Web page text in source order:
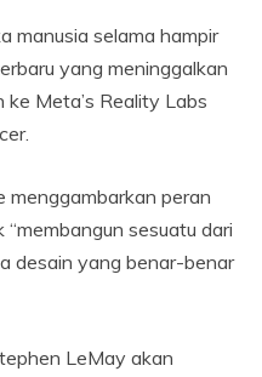
manusia selama hampir
yang meninggalkan
Meta’s Reality Labs
menggambarkan peran
sesuatu dari
desain yang benar-benar
LeMay akan